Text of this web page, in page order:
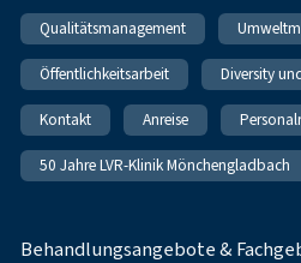
Qualitätsmanagement
Öffentlichkeitsarbeit Diversity
Kontakt Anreise
50 Jahre LVR-Klinik Mönchengladbach
Behandlungsangebote &